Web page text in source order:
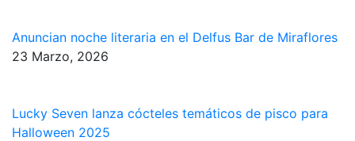
Anuncian noche literaria en el Delfus Bar de Miraflores
23 Marzo, 2026
Lucky Seven lanza cócteles temáticos de pisco para
Halloween 2025